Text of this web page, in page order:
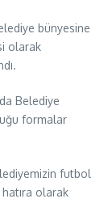
bünyesine
olarak
Belediye
formalar
futbol
hatıra olarak